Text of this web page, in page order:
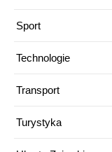
Sport
Technologie
Transport
Turystyka